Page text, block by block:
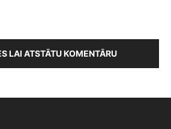
LAI ATSTĀTU KOMENTĀRU